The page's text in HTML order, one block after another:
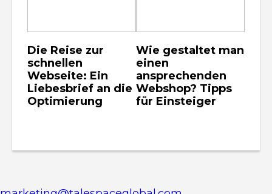
Die Reise zur
schnellen
Webseite: Ein
Liebesbrief an die
Optimierung
Wie gestaltet man
einen
ansprechenden
Webshop? Tipps
für Einsteiger